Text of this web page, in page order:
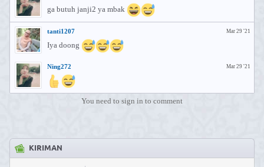
ga butuh janji2 ya mbak
Mar 29 '21
tanti1207
Iya doong
Mar 29 '21
Ning272
You need to sign in to comment
KIRIMAN